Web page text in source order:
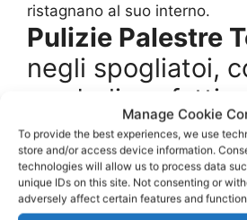
Manage Cookie
To provide the best experiences, we use
store and/or access device information.
technologies will allow us to process data
unique IDs on this site. Not consenting or
adversely affect certain features and
ristagnano al suo interno.
Pulizie Palestre
negli spogliatoi,
renderli perfetti
Gli spogliatoi sono quelle
presenti degli armadietti che
privati, magari per gli utenti
quotidianamente le palestre,